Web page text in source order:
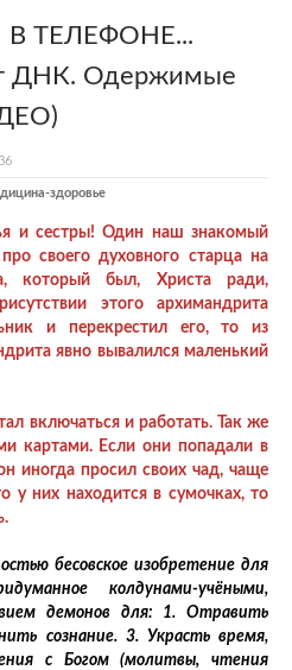
ТЕЛЕФОНЕ...
ДНК. Одержимые
здоровье
и сестры! Один наш знакомый
своего духовного старца на
который был, Христа ради,
этого архимандрита
и перекрестил его, то из
явно вывалился маленький
включаться и работать. Так же
картами. Если они попадали в
иногда просил своих чад, чаще
у них находится в сумочках, то
бесовское изобретение для
колдунами-учёными,
демонов для: 1. Отравить
сознание. 3. Украсть время,
с Богом (молитвы, чтения